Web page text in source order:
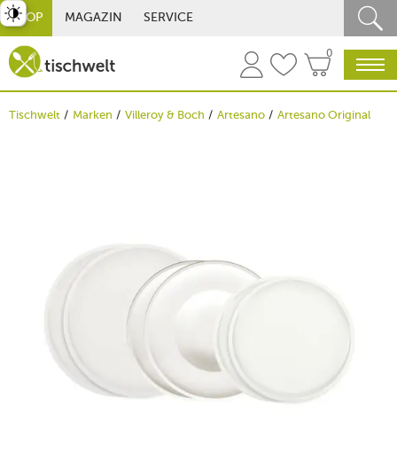
SHOP MAGAZIN SERVICE
0
Tischwelt Marken Villeroy & Boch Artesano Artesano Original
umschalten